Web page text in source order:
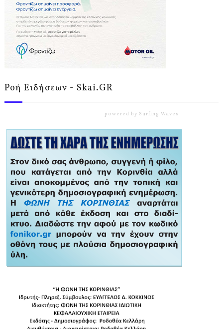
Ροή Ειδήσεων - Skai.GR
powered by Surfing Waves